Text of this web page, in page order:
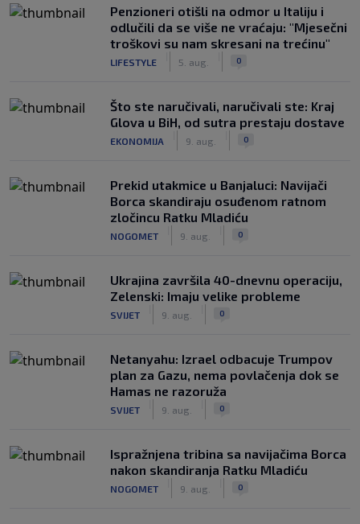
Penzioneri otišli na odmor u Italiju i
odlučili da se više ne vraćaju: "Mjesečni
troškovi su nam skresani na trećinu"
LIFESTYLE 5. aug. 0
Što ste naručivali, naručivali ste: Kraj
Glova u BiH, od sutra prestaju dostave
EKONOMIJA 9. aug. 0
Prekid utakmice u Banjaluci: Navijači
Borca skandiraju osuđenom ratnom
zločincu Ratku Mladiću
NOGOMET 9. aug. 0
Ukrajina završila 40-dnevnu operaciju,
Zelenski: Imaju velike probleme
SVIJET 9. aug. 0
Netanyahu: Izrael odbacuje Trumpov
plan za Gazu, nema povlačenja dok se
Hamas ne razoruža
SVIJET 9. aug. 0
Ispražnjena tribina sa navijačima Borca
nakon skandiranja Ratku Mladiću
NOGOMET 9. aug. 0